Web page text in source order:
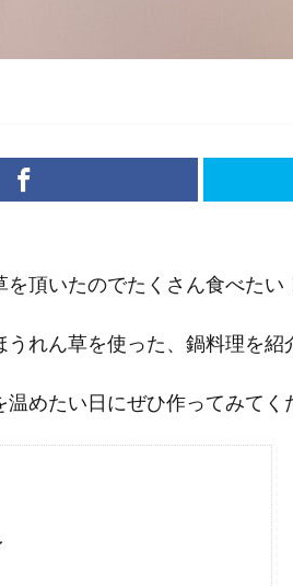
頂いたのでたくさん食べたい
れん草を使った、鍋料理を紹
温めたい日にぜひ作ってみてく